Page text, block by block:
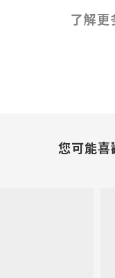
了解更
您可能喜